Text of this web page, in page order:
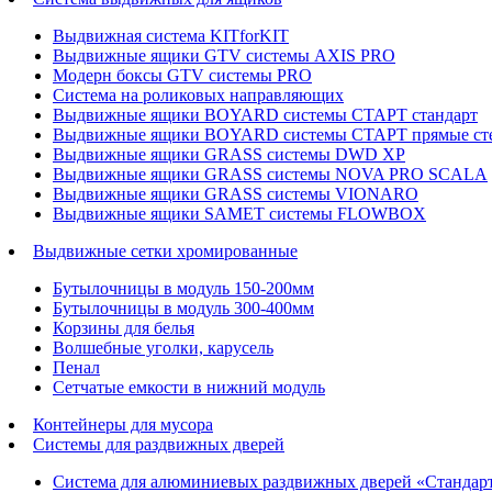
Выдвижная система KITforKIT
Выдвижные ящики GTV системы AXIS PRO
Модерн боксы GTV системы PRO
Система на роликовых направляющих
Выдвижные ящики BOYARD системы СТАРТ стандарт
Выдвижные ящики BOYARD системы СТАРТ прямые
Выдвижные ящики GRASS системы DWD XP
Выдвижные ящики GRASS системы NOVA PRO SCALA
Выдвижные ящики GRASS системы VIONARO
Выдвижные ящики SAMET системы FLOWBOX
Выдвижные сетки хромированные
Бутылочницы в модуль 150-200мм
Бутылочницы в модуль 300-400мм
Корзины для белья
Волшебные уголки, карусель
Пенал
Cетчатые емкости в нижний модуль
Контейнеры для мусора
Системы для раздвижных дверей
Система для алюминиевых раздвижных дверей